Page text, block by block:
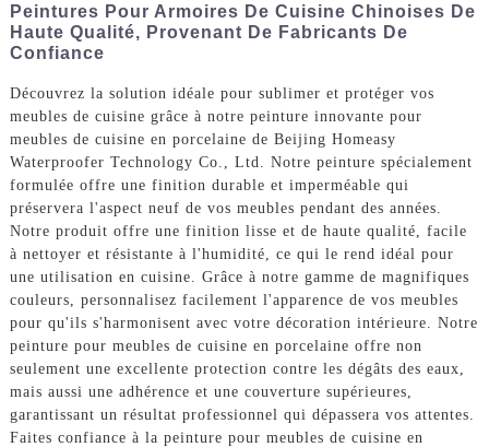
Peintures Pour Armoires De Cuisine Chinoises De
Haute Qualité, Provenant De Fabricants De
Confiance
Découvrez la solution idéale pour sublimer et protéger vos
meubles de cuisine grâce à notre peinture innovante pour
meubles de cuisine en porcelaine de Beijing Homeasy
Waterproofer Technology Co., Ltd. Notre peinture spécialement
formulée offre une finition durable et imperméable qui
préservera l'aspect neuf de vos meubles pendant des années.
Notre produit offre une finition lisse et de haute qualité, facile
à nettoyer et résistante à l'humidité, ce qui le rend idéal pour
une utilisation en cuisine. Grâce à notre gamme de magnifiques
couleurs, personnalisez facilement l'apparence de vos meubles
pour qu'ils s'harmonisent avec votre décoration intérieure. Notre
peinture pour meubles de cuisine en porcelaine offre non
seulement une excellente protection contre les dégâts des eaux,
mais aussi une adhérence et une couverture supérieures,
garantissant un résultat professionnel qui dépassera vos attentes.
Faites confiance à la peinture pour meubles de cuisine en